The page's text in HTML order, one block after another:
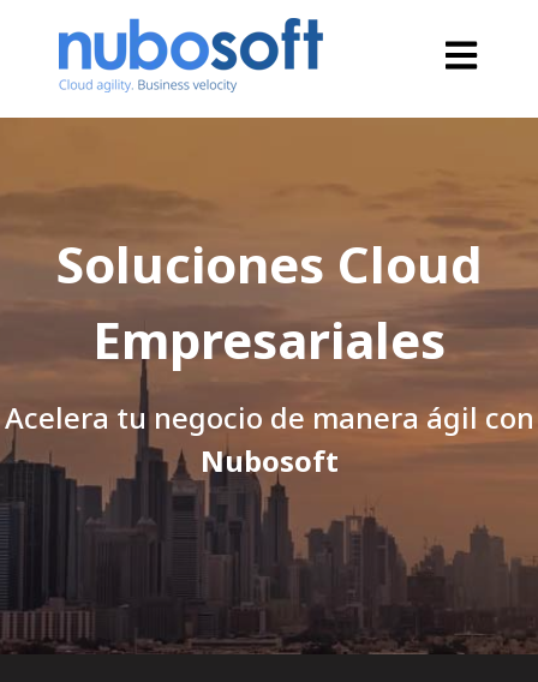
Open
Soluciones Cloud
Empresariales
Acelera tu negocio de manera ágil con
Nubosoft